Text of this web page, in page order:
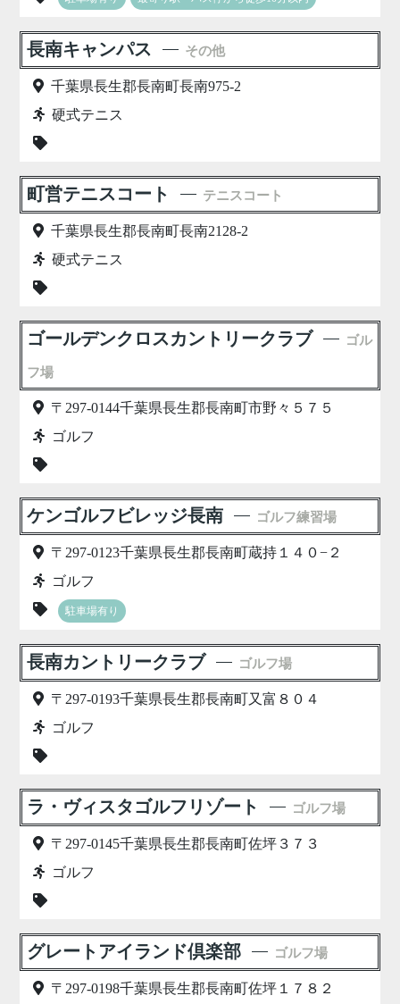
長南キャンパス その他
千葉県長生郡長南町長南975-2
硬式テニス
町営テニスコート テニスコート
千葉県長生郡長南町長南2128-2
硬式テニス
ゴールデンクロスカントリークラブ ゴル
フ場
〒297-0144千葉県長生郡長南町市野々５７５
ゴルフ
ケンゴルフビレッジ長南 ゴルフ練習場
〒297-0123千葉県長生郡長南町蔵持１４０−２
ゴルフ
駐車場有り
長南カントリークラブ ゴルフ場
〒297-0193千葉県長生郡長南町又富８０４
ゴルフ
ラ・ヴィスタゴルフリゾート ゴルフ場
〒297-0145千葉県長生郡長南町佐坪３７３
ゴルフ
グレートアイランド倶楽部 ゴルフ場
〒297-0198千葉県長生郡長南町佐坪１７８２